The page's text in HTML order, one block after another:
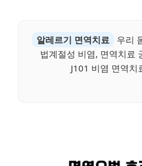
알레르기 면역치료
우리
법계절성 비염, 면역치료
J101 비염 면역치